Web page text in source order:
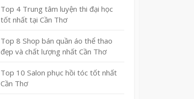
Top 4 Trung tâm luyện thi đại học
tốt nhất tại Cần Thơ
Top 8 Shop bán quần áo thể thao
đẹp và chất lượng nhất Cần Thơ
Top 10 Salon phục hồi tóc tốt nhất
Cần Thơ